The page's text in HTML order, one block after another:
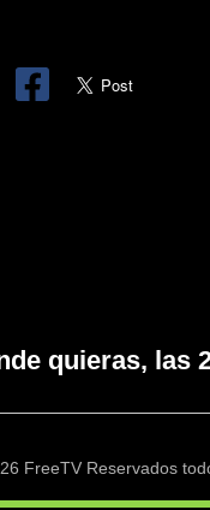
quieras, las
FreeTV Reservados